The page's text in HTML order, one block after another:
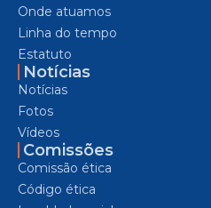
Onde atuamos
Linha do tempo
Estatuto
Notícias
Notícias
Fotos
Vídeos
Comissões
Comissão ética
Código ética